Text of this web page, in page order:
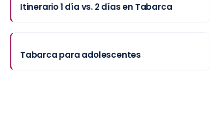
Itinerario 1 día vs. 2 días en Tabarca
Tabarca para adolescentes